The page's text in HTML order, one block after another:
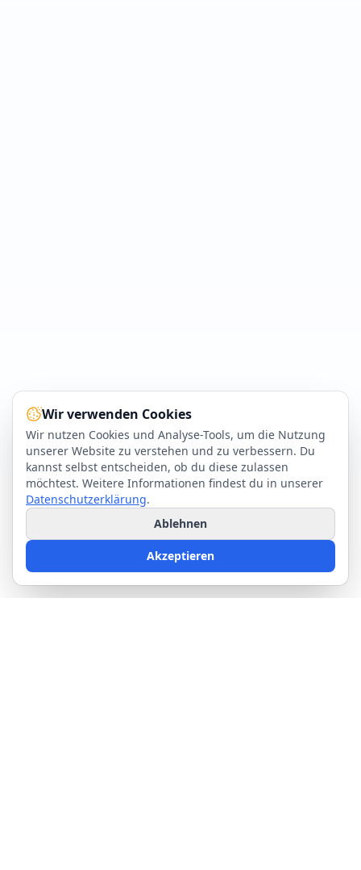
Wir verwenden Cookies
Wir nutzen Cookies und Analyse-Tools, um die Nutzung
unserer Website zu verstehen und zu verbessern. Du
kannst selbst entscheiden, ob du diese zulassen
möchtest. Weitere Informationen findest du in unserer
Datenschutzerklärung.
Ablehnen
Akzeptieren